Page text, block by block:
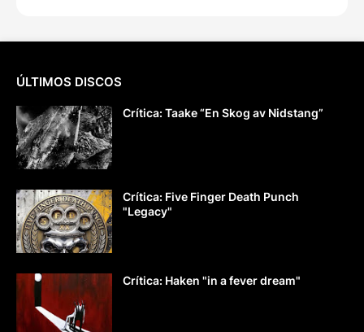
ÚLTIMOS DISCOS
Crítica: Taake “En Skog av Nidstang”
Crítica: Five Finger Death Punch
"Legacy"
Crítica: Haken "in a fever dream"